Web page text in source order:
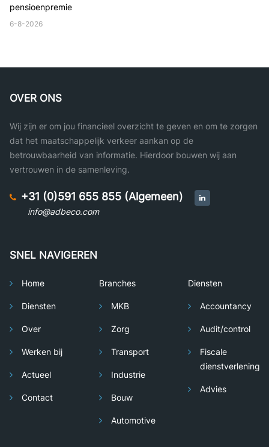
pensioenpremie
6-8-2026
OVER ONS
Wij zijn er om jou financieel overzicht te geven en om te zorgen
dat het maatschappelijk verkeer aankan op de
betrouwbaarheid van informatie. Hierdoor bouwen wij aan
vertrouwen in de samenleving.
+31 (0)591 655 855 (Algemeen)
info@adbeco.com
SNEL NAVIGEREN
Home
Diensten
Over
Werken bij
Actueel
Contact
Branches
MKB
Zorg
Transport
Industrie
Bouw
Automotive
Diensten
Accountancy
Audit/control
Fiscale
dienstverlening
Advies